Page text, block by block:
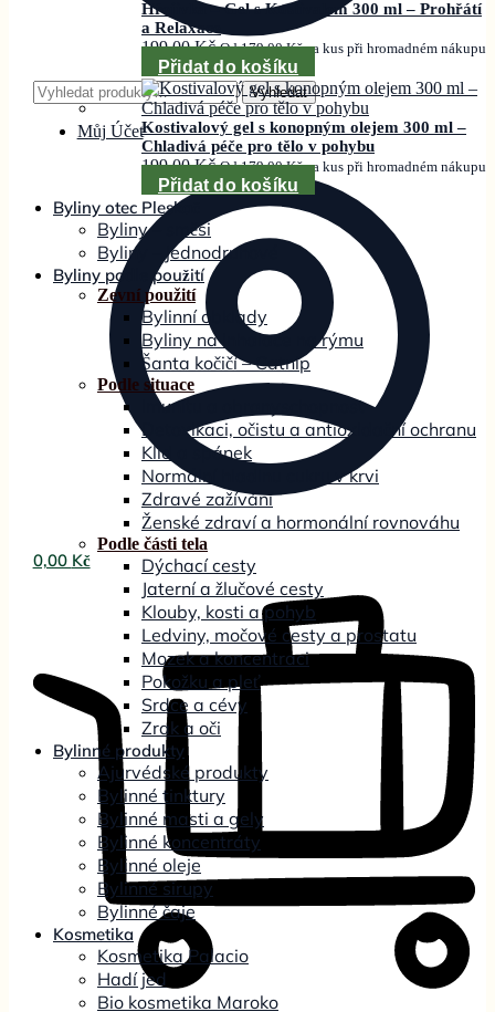
Hledat: Vyhledat
Můj Účet
0,00 Kč
Hřejivka – Gel s Kostivalem 300 ml – Prohřátí
a Relaxace
199,00Kč Od179,00Kčza kus při hromadném nákupu
Přidat do košíku
Kostivalový gel s konopným olejem 300 ml –
Chladivá péče pro tělo v pohybu
199,00Kč Od179,00Kčza kus při hromadném nákupu
Přidat do košíku
Byliny otec Pleskač
Byliny – směsi
Byliny – jednodruhové
Byliny podle použití
Zevní použití
Bylinní obklady
Byliny na inhalace na rýmu
Šanta kočičí – Catnip
Podle situace
Imunitu a obranyschopnost
Detoxikaci, očistu a antioxidační ochranu
Klid a spánek
Normální hladinu cukru v krvi
Zdravé zažívání
Ženské zdraví a hormonální rovnováhu
Podle části tela
Dýchací cesty
Jaterní a žlučové cesty
Klouby, kosti a pohyb
Ledviny, močové cesty a prostatu
Mozek a koncentraci
Pokožku a pleť
Srdce a cévy
Zrak a oči
Bylinné produkty
Ajurvédské produkty
Bylinné tinktury
Bylinné masti a gely
Bylinné koncentráty
Bylinné oleje
Bylinné sirupy
Bylinné čaje
Kosmetika
Kosmetika Palacio
Hadí jed
Bio kosmetika Maroko